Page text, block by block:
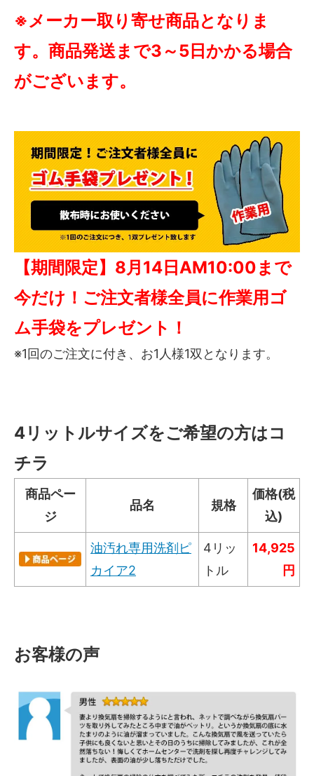
※メーカー取り寄せ商品となりま
す。商品発送まで3～5日かかる場合
がございます。
【期間限定】8月14日AM10:00まで
今だけ！ご注文者様全員に作業用ゴ
ム手袋をプレゼント！
※1回のご注文に付き、お1人様1双となります。
4リットルサイズをご希望の方はコ
チラ
商品ペー
ジ
品名 規格
価格(税
込)
油汚れ専用洗剤ピ
カイア2
4リッ
トル
14,925
円
お客様の声